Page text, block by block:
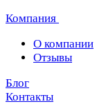
Компания
О компании
Отзывы
Блог
Контакты